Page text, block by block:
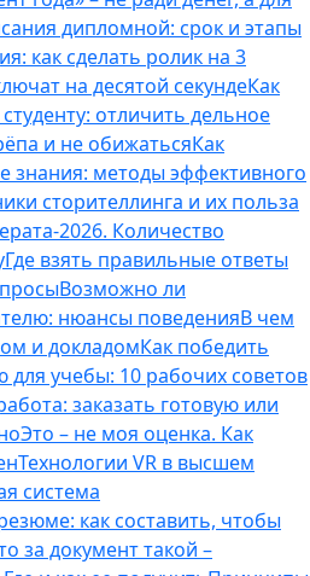
дипломной: срок и этапы
как сделать ролик на 3
на десятой секундеКак
отличить дельное
и не обижатьсяКак
знания: методы эффективного
сторителлинга и их польза
2026. Количество
Где взять правильные ответы
Возможно ли
нюансы поведенияВ чем
и докладомКак победить
учебы: 10 рабочих советов
заказать готовую или
Это – не моя оценка. Как
Технологии VR в высшем
система
как составить, чтобы
за документ такой –